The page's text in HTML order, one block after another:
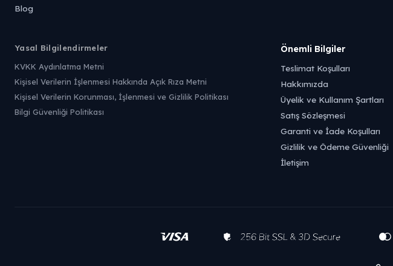
Blog
Yasal Bilgilendirmeler
KVKK Aydınlatma Metni
Kişisel Verilerin İşlenmesi Hakkında Açık Rıza Metni
Kişisel Verilerin Korunması, İşlenmesi ve Gizlilik Politikası
Bilgi Güvenliği Politikası
Önemli Bilgiler
Teslimat Koşulları
Hakkımızda
Üyelik ve Kullanım Şartları
Satış Sözleşmesi
Garanti ve İade Koşulları
Gizlilik ve Ödeme Güvenliği
İletişim